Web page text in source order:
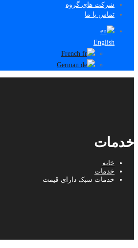
شرکت های گروه
تماس با ما
English
French
German
خدمات
خانه
خدمات
خدمات سبک دارای قیمت